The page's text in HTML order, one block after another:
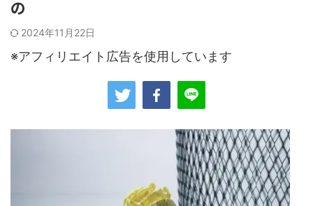
の
2024年11月22日
※アフィリエイト広告を使用しています